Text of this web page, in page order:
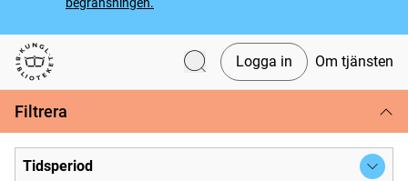
Svenska tidningar
Logga in Om tjänsten
Filtrera
Tidsperiod